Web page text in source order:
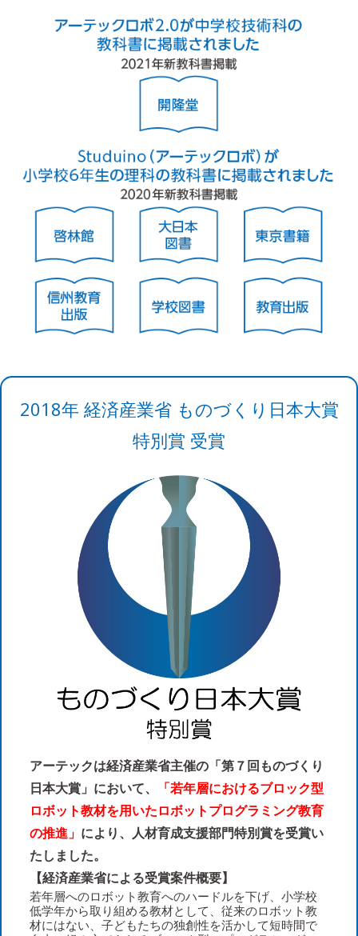
2018年 経済産業省 ものづくり日本大賞
特別賞 受賞
アーテックは経済産業省主催の「第７回ものづくり
日本大賞」において、
「若年層におけるブロック型
ロボット教材を用いたロボットプログラミング教育
の推進」 により、人材育成支援部門特別賞を受賞い
たしました。
【経済産業省による受賞案件概要】
若年層へのロボット教育へのハードルを下げ、小学校
低学年から取り組める教材として、従来のロボット教
材にはない、子どもたちの独創性を活かして短時間で